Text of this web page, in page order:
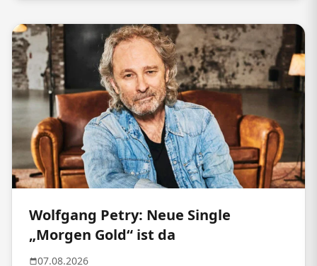
Wolfgang Petry: Neue Single
„Morgen Gold“ ist da
07.08.2026